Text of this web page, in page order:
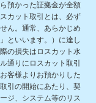
預かった証拠金が全額
カット取引とは、必ず
ん。通常、あらかじめ
といいます。）に達し
の損失はロスカット水
通りにロスカット取引
客様よりお預かりした
引の開始にあたり、契
ジ、システム等のリス